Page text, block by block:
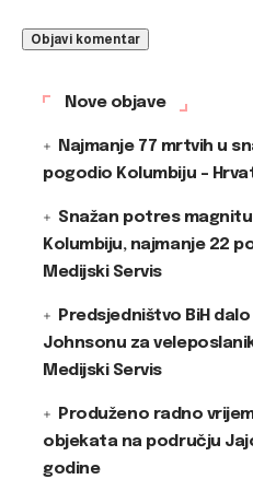
Nove objave
Najmanje 77 mrtvih u
pogodio Kolumbiju –
Snažan potres
Kolumbiju, najmanje 22
Medijski Servis
Predsjedništvo BiH
Johnsonu za
Medijski Servis
Produženo radno
objekata na području
godine